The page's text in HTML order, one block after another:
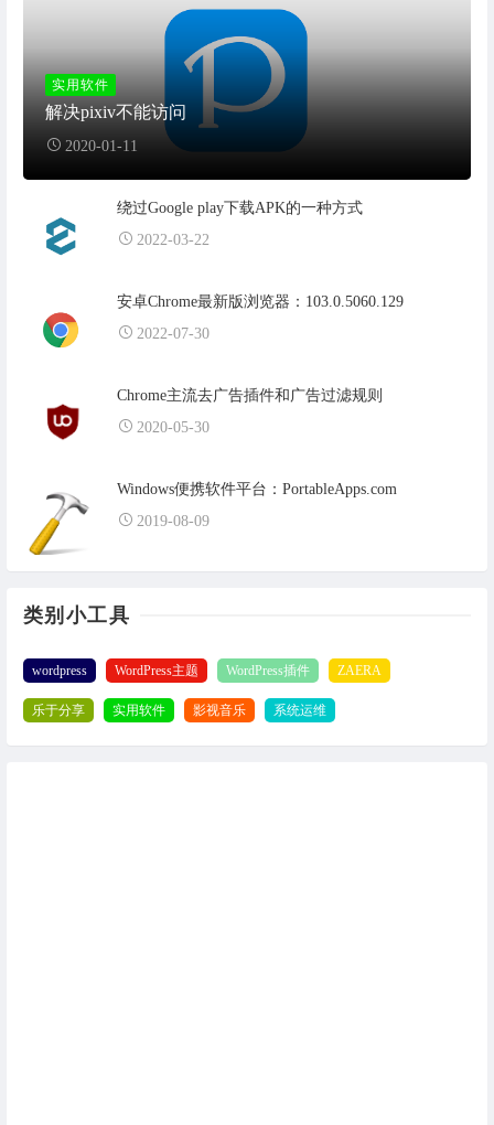
实用软件
解决pixiv不能访问
2020-01-11
绕过Google play下载APK的一种方式
2022-03-22
安卓Chrome最新版浏览器：103.0.5060.129
2022-07-30
Chrome主流去广告插件和广告过滤规则
2020-05-30
Windows便携软件平台：PortableApps.com
2019-08-09
类别小工具
wordpress WordPress主题 WordPress插件 ZAERA
乐于分享 实用软件 影视音乐 系统运维